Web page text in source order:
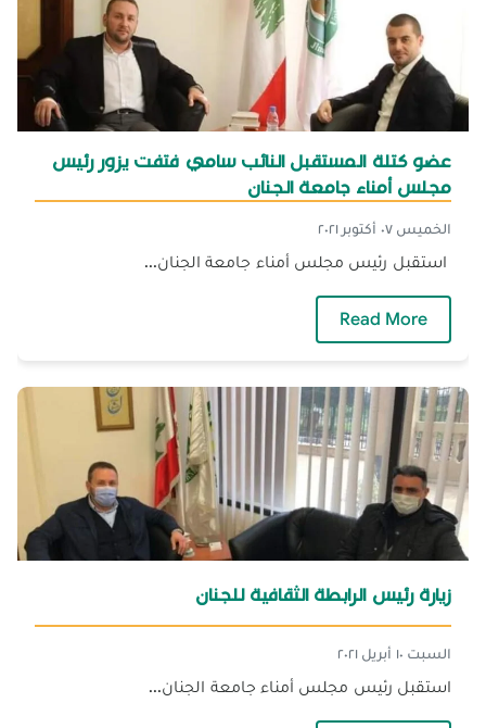
عضو كتلة المستقبل النائب سامي فتفت يزور رئيس
مجلس أمناء جامعة الجنان
الخميس ٠٧ أكتوبر ٢٠٢١
استقبل رئيس مجلس أمناء جامعة الجنان...
Read More
زيارة رئيس الرابطة الثقافية للجنان
السبت ١٠ أبريل ٢٠٢١
استقبل رئيس مجلس أمناء جامعة الجنان...